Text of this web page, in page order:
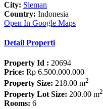
City: Sleman
Country: Indonesia
Open In Google Maps
Detail Properti
Property Id : 20694
Price: Rp 6.500.000.000
Property Size: 218.00 m2
Property Lot Size: 200.00 m2
Rooms: 6